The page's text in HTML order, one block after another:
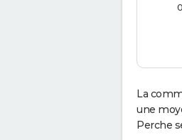
0
La
une
Perche